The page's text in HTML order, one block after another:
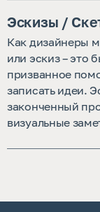
Эскизы /
Как дизайнеры
или эскиз – это
призванное
записать идеи.
законченный
визуальные